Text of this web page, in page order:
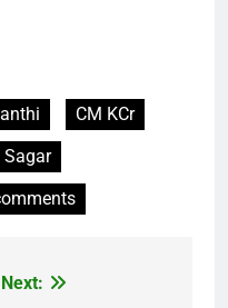
CM KCr
Sagar
Next: